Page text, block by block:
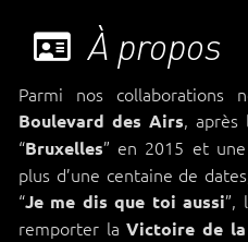
À propos
Parmi nos collaborations
Boulevard des Airs, après
“Bruxelles” en 2015 et
plus d’une centaine de
“Je me dis que toi aussi”,
remporter laVictoire de